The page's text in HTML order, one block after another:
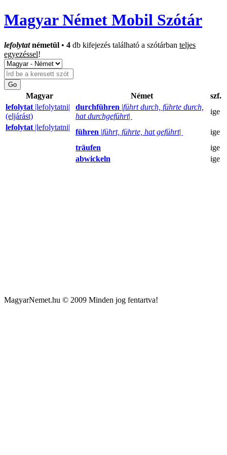
Magyar Német Mobil Szótár
lefolytatnémetül • 4 db kifejezés található a szótárban teljes
egyezéssel!
Magyar Német
szf.
lefolytat |lefolytatni|
(eljárást)
durchführen |führt durch, führte durch,
hat durchgeführt|
ige
lefolytat |lefolytatni|
führen |führt, führte, hat geführt|
ige
träufen
ige
abwickeln
ige
MagyarNemet.hu © 2009 Minden jog fentartva!